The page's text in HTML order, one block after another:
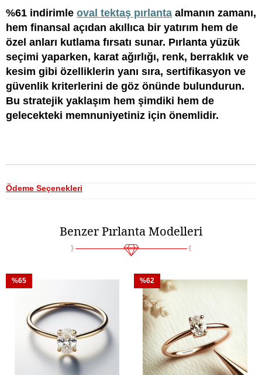
%61 indirimle oval tektaş pırlanta almanın zamanı,
hem finansal açıdan akıllıca bir yatırım hem de
özel anları kutlama fırsatı sunar. Pırlanta yüzük
seçimi yaparken, karat ağırlığı, renk, berraklık ve
kesim gibi özelliklerin yanı sıra, sertifikasyon ve
güvenlik kriterlerini de göz önünde bulundurun.
Bu stratejik yaklaşım hem şimdiki hem de
gelecekteki memnuniyetiniz için önemlidir.
Ödeme Seçenekleri
Benzer Pırlanta Modelleri
%65 %62